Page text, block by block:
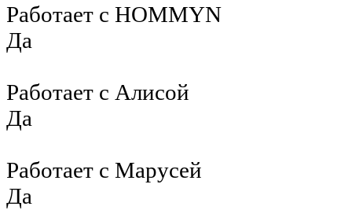
Работает с HOMMYN
Да
Работает с Алисой
Да
Работает с Марусей
Да